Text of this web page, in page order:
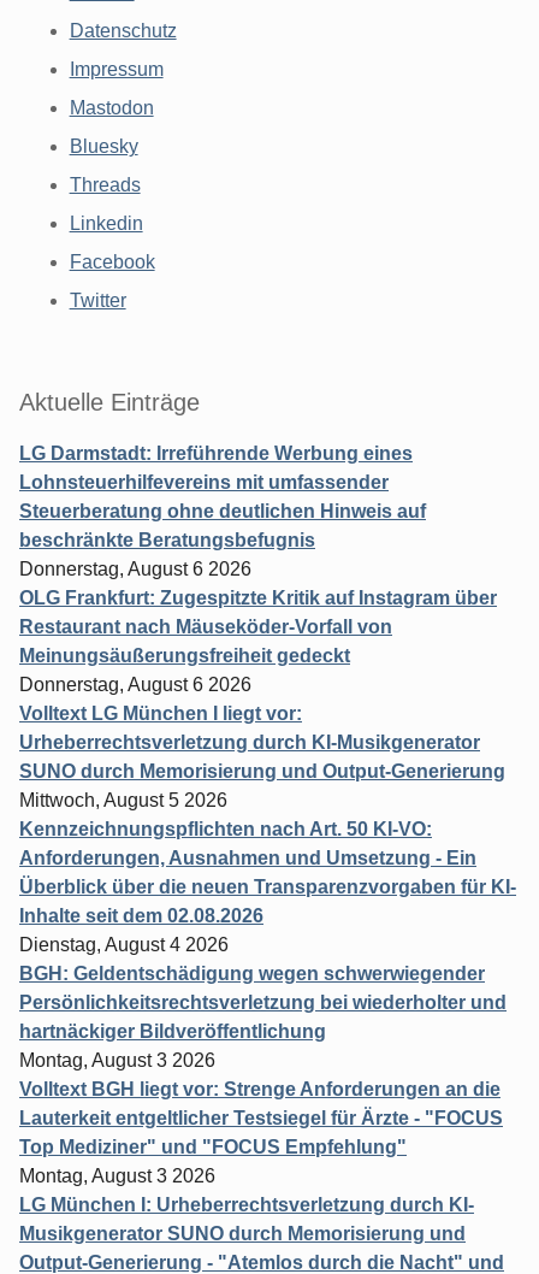
Datenschutz
Impressum
Mastodon
Bluesky
Threads
Linkedin
Facebook
Twitter
Aktuelle Einträge
LG Darmstadt: Irreführende Werbung eines
Lohnsteuerhilfevereins mit umfassender
Steuerberatung ohne deutlichen Hinweis auf
beschränkte Beratungsbefugnis
Donnerstag, August 6 2026
OLG Frankfurt: Zugespitzte Kritik auf Instagram über
Restaurant nach Mäuseköder-Vorfall von
Meinungsäußerungsfreiheit gedeckt
Donnerstag, August 6 2026
Volltext LG München I liegt vor:
Urheberrechtsverletzung durch KI-Musikgenerator
SUNO durch Memorisierung und Output-Generierung
Mittwoch, August 5 2026
Kennzeichnungspflichten nach Art. 50 KI-VO:
Anforderungen, Ausnahmen und Umsetzung - Ein
Überblick über die neuen Transparenzvorgaben für KI-
Inhalte seit dem 02.08.2026
Dienstag, August 4 2026
BGH: Geldentschädigung wegen schwerwiegender
Persönlichkeitsrechtsverletzung bei wiederholter und
hartnäckiger Bildveröffentlichung
Montag, August 3 2026
Volltext BGH liegt vor: Strenge Anforderungen an die
Lauterkeit entgeltlicher Testsiegel für Ärzte - "FOCUS
Top Mediziner" und "FOCUS Empfehlung"
Montag, August 3 2026
LG München I: Urheberrechtsverletzung durch KI-
Musikgenerator SUNO durch Memorisierung und
Output-Generierung - "Atemlos durch die Nacht" und